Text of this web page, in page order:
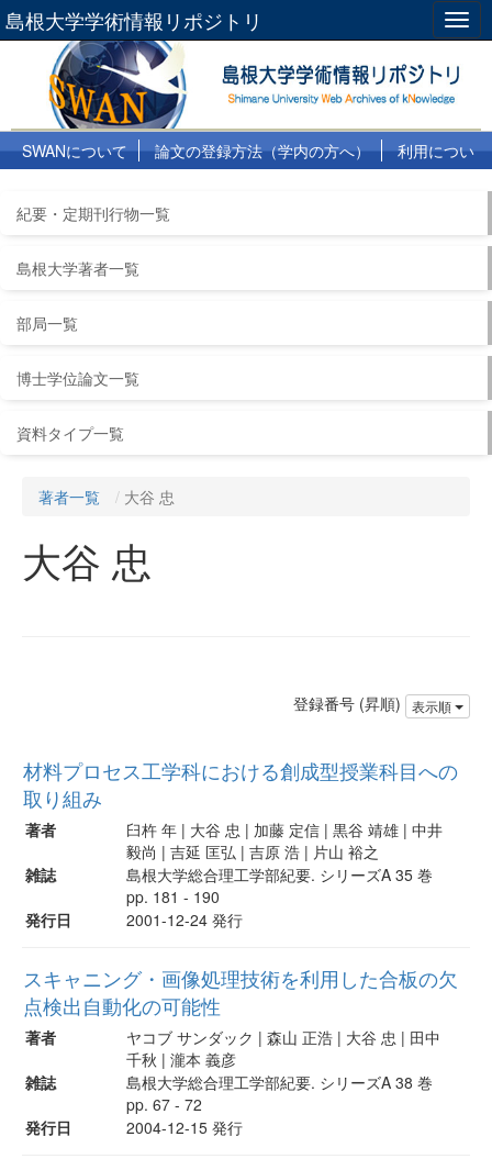
島根大学学術情報リポジトリ
SWANについて 論文の登録方法（学内の方へ）
利用につい
紀要・定期刊行物一覧
島根大学著者一覧
部局一覧
博士学位論文一覧
資料タイプ一覧
著者一覧 大谷 忠
大谷 忠
登録番号 (昇順) 表示順
材料プロセス工学科における創成型授業科目への
取り組み
著者
臼杵 年 | 大谷 忠 | 加藤 定信 | 黒谷 靖雄 | 中井
毅尚 | 吉延 匡弘 | 吉原 浩 | 片山 裕之
雑誌
島根大学総合理工学部紀要. シリーズA 35 巻
pp. 181 - 190
発行日
2001-12-24 発行
スキャニング・画像処理技術を利用した合板の欠
点検出自動化の可能性
著者
ヤコブ サンダック | 森山 正浩 | 大谷 忠 | 田中
千秋 | 瀧本 義彦
雑誌
島根大学総合理工学部紀要. シリーズA 38 巻
pp. 67 - 72
発行日
2004-12-15 発行